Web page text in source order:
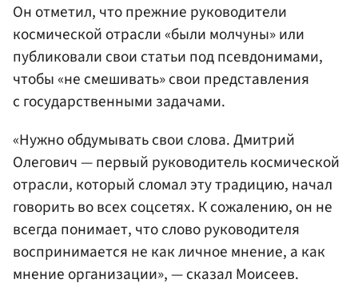
Он отметил, что прежние руководители
космической отрасли «были молчуны» или
публиковали свои статьи под псевдонимами,
чтобы «не смешивать» свои представления
с государственными задачами.
«Нужно обдумывать свои слова. Дмитрий
Олегович — первый руководитель космической
отрасли, который сломал эту традицию, начал
говорить во всех соцсетях. К сожалению, он не
всегда понимает, что слово руководителя
воспринимается не как личное мнение, а как
мнение организации», — сказал Моисеев.